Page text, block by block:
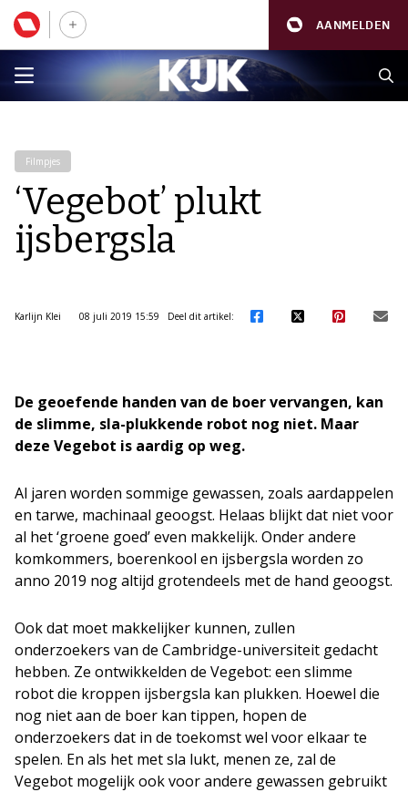
AANMELDEN
Filmpjes
‘Vegebot’ plukt
ijsbergsla
Karlijn Klei 08 juli 2019 15:59 Deel dit artikel:
De geoefende handen van de boer vervangen, kan
de slimme, sla-plukkende robot nog niet. Maar
deze Vegebot is aardig op weg.
Al jaren worden sommige gewassen, zoals aardappelen
en tarwe, machinaal geoogst. Helaas blijkt dat niet voor
al het ‘groene goed’ even makkelijk. Onder andere
komkommers, boerenkool en ijsbergsla worden zo
anno 2019 nog altijd grotendeels met de hand geoogst.
Ook dat moet makkelijker kunnen, zullen
onderzoekers van de Cambridge-universiteit gedacht
hebben. Ze ontwikkelden de Vegebot: een slimme
robot die kroppen ijsbergsla kan plukken. Hoewel die
nog niet aan de boer kan tippen, hopen de
onderzoekers dat in de toekomst wel voor elkaar te
spelen. En als het met sla lukt, menen ze, zal de
Vegebot mogelijk ook voor andere gewassen gebruikt